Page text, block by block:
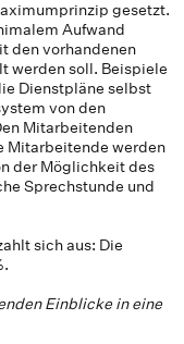
gesetzt.
Aufwand
den vorhandenen
werden soll. Beispiele
Dienstpläne selbst
von den
Mitarbeitenden
Mitarbeitende werden
der Möglichkeit des
Sprechstunde und
sich aus: Die
Einblicke in eine